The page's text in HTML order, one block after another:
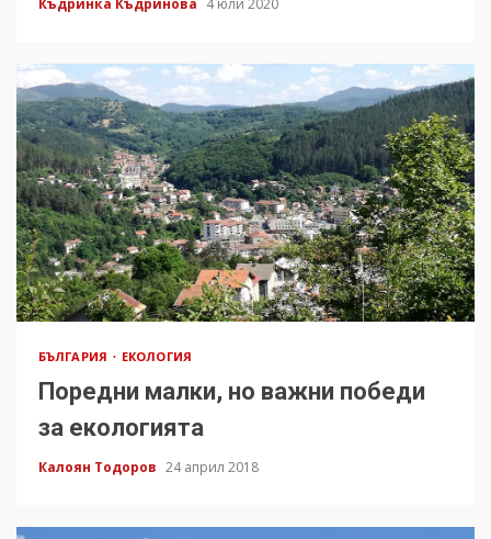
Къдринка Къдринова 4 юли 2020
БЪЛГАРИЯ ЕКОЛОГИЯ
Поредни малки, но важни победи
за екологията
Калоян Тодоров 24 април 2018